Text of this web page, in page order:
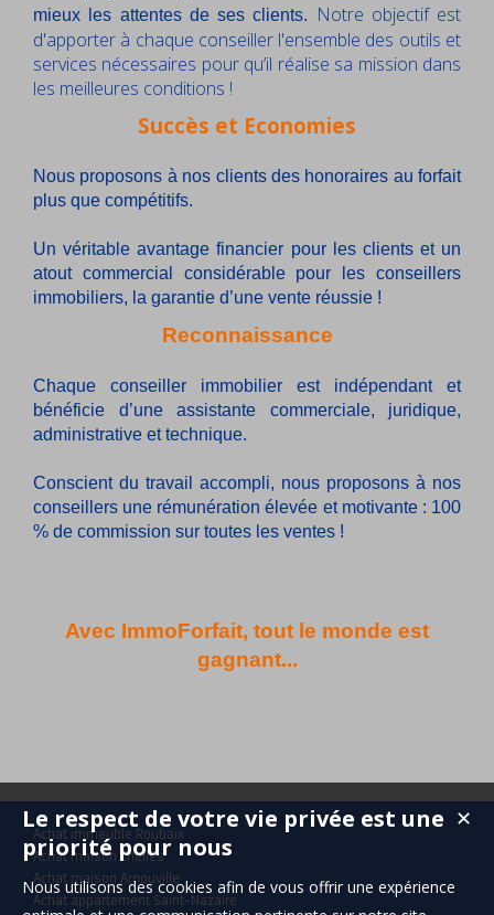
mieux les attentes de ses clients.
Notre objectif est
d'apporter à chaque conseiller l'ensemble des outils et
services nécessaires pour qu’il réalise sa mission dans
les meilleures conditions !
Succès et Economies
Nous proposons à nos clients des honoraires au forfait
plus que compétitifs.
Un véritable avantage financier pour les clients et un
atout commercial considérable pour les conseillers
immobiliers, la garantie d’une vente réussie !
Reconnaissance
Chaque conseiller immobilier est indépendant et
bénéficie d’une assistante commerciale, juridique,
administrative et technique.
Conscient du travail accompli, nous proposons à nos
conseillers une rémunération élevée et motivante : 100
% de commission sur toutes les ventes !
Avec ImmoForfait, tout le monde est
gagnant...
Achat immeuble Roubaix
Achat maison Chelles
Achat maison Arnouville
Achat appartement Saint-Nazaire
✕
Le respect de votre vie privée est une
priorité pour nous
Nous utilisons des cookies afin de vous offrir une expérience